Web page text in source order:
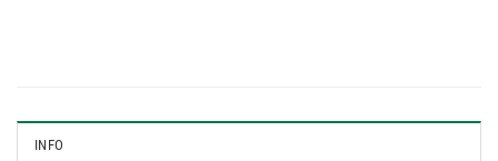
INFO